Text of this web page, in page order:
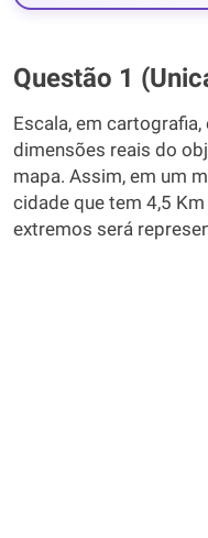
Questão 1
Escala, em
dimensões reais do
mapa. Assim, em um
cidade que tem 4,5
extremos será